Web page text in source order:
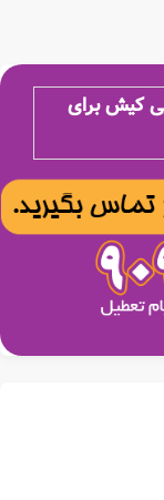
کیش برای